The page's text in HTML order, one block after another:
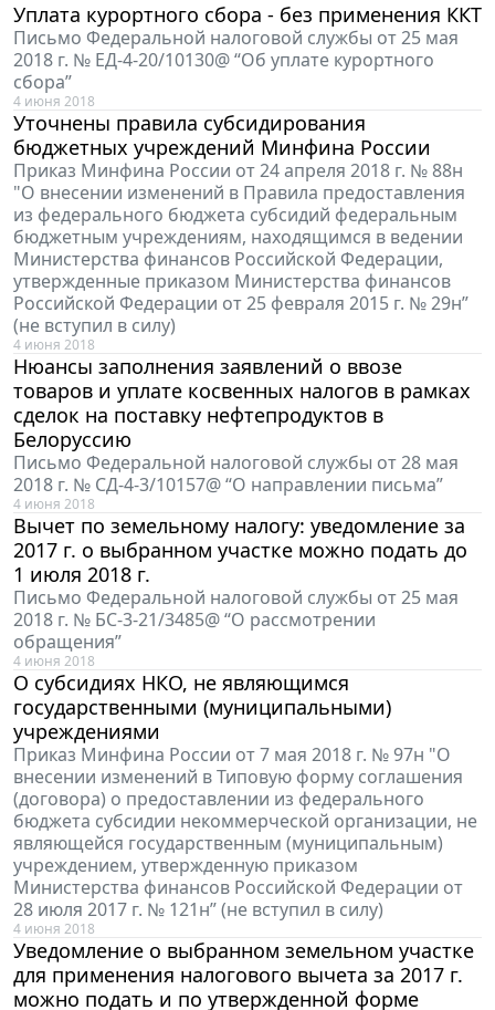
Уплата курортного сбора - без применения ККТ
Письмо Федеральной налоговой службы от 25 мая
2018 г. № ЕД-4-20/10130@ “Об уплате курортного
сбора”
4 июня 2018
Уточнены правила субсидирования
бюджетных учреждений Минфина России
Приказ Минфина России от 24 апреля 2018 г. № 88н
"О внесении изменений в Правила предоставления
из федерального бюджета субсидий федеральным
бюджетным учреждениям, находящимся в ведении
Министерства финансов Российской Федерации,
утвержденные приказом Министерства финансов
Российской Федерации от 25 февраля 2015 г. № 29н”
(не вступил в силу)
4 июня 2018
Нюансы заполнения заявлений о ввозе
товаров и уплате косвенных налогов в рамках
сделок на поставку нефтепродуктов в
Белоруссию
Письмо Федеральной налоговой службы от 28 мая
2018 г. № СД-4-3/10157@ “О направлении письма”
4 июня 2018
Вычет по земельному налогу: уведомление за
2017 г. о выбранном участке можно подать до
1 июля 2018 г.
Письмо Федеральной налоговой службы от 25 мая
2018 г. № БС-3-21/3485@ “О рассмотрении
обращения”
4 июня 2018
О субсидиях НКО, не являющимся
государственными (муниципальными)
учреждениями
Приказ Минфина России от 7 мая 2018 г. № 97н "О
внесении изменений в Типовую форму соглашения
(договора) о предоставлении из федерального
бюджета субсидии некоммерческой организации, не
являющейся государственным (муниципальным)
учреждением, утвержденную приказом
Министерства финансов Российской Федерации от
28 июля 2017 г. № 121н” (не вступил в силу)
4 июня 2018
Уведомление о выбранном земельном участке
для применения налогового вычета за 2017 г.
можно подать и по утвержденной форме